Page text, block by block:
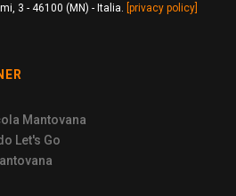
3 - 46100 (MN) - Italia.
[privacy policy]
Mantovana
Let's Go